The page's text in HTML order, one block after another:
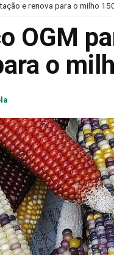
e renova para o milho
OGM
o